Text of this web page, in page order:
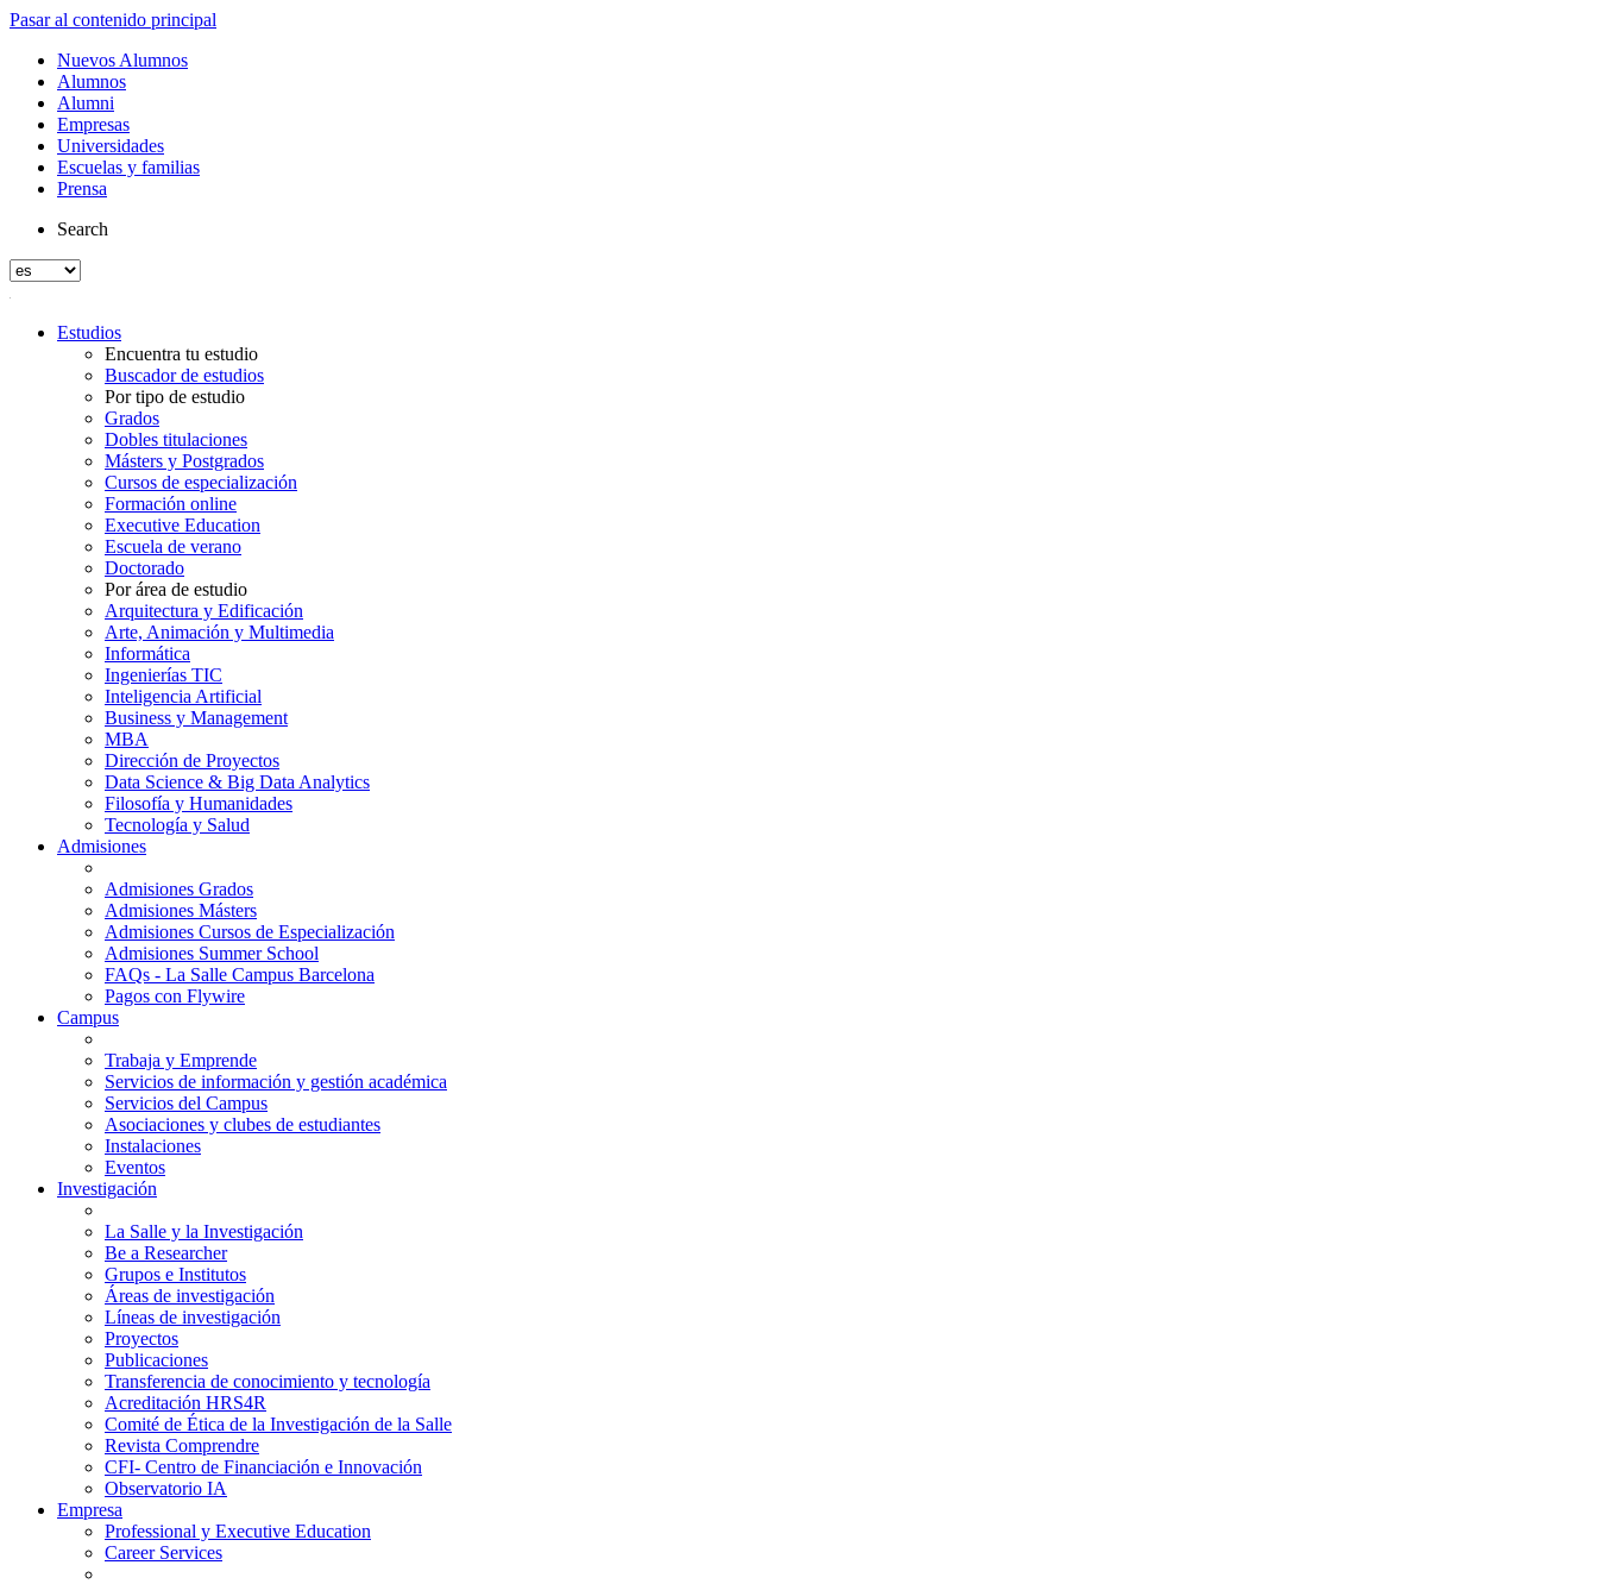
Pasar al contenido principal
Nuevos Alumnos
Alumnos
Alumni
Empresas
Universidades
Escuelas y familias
Prensa
Search
Estudios
Encuentra tu estudio
Buscador de estudios
Por tipo de estudio
Grados
Dobles titulaciones
Másters y Postgrados
Cursos de especialización
Formación online
Executive Education
Escuela de verano
Doctorado
Por área de estudio
Arquitectura y Edificación
Arte, Animación y Multimedia
Informática
Ingenierías TIC
Inteligencia Artificial
Business y Management
MBA
Dirección de Proyectos
Data Science & Big Data Analytics
Filosofía y Humanidades
Tecnología y Salud
Admisiones
Admisiones Grados
Admisiones Másters
Admisiones Cursos de Especialización
Admisiones Summer School
FAQs - La Salle Campus Barcelona
Pagos con Flywire
Campus
Trabaja y Emprende
Servicios de información y gestión académica
Servicios del Campus
Asociaciones y clubes de estudiantes
Instalaciones
Eventos
Investigación
La Salle y la Investigación
Be a Researcher
Grupos e Institutos
Áreas de investigación
Líneas de investigación
Proyectos
Publicaciones
Transferencia de conocimiento y tecnología
Acreditación HRS4R
Comité de Ética de la Investigación de la Salle
Revista Comprendre
CFI- Centro de Financiación e Innovación
Observatorio IA
Empresa
Professional y Executive Education
Career Services